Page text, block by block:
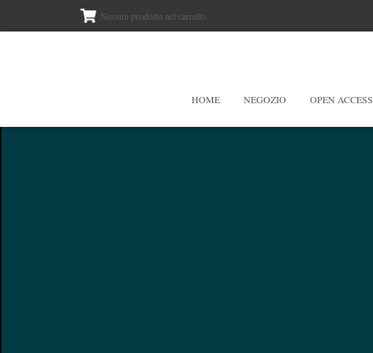
Nessun prodotto nel carrello.
HOME NEGOZIO OPEN ACCESS